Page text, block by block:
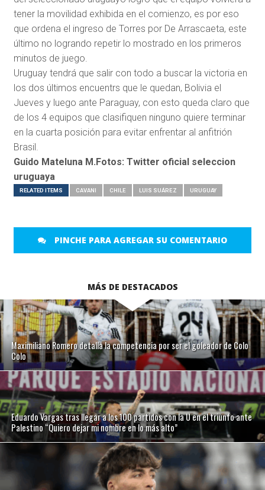
tener la movilidad exhibida en el comienzo, es por eso
que ordena el ingreso de Torres por De Arrascaeta, este
último no logrando repetir lo mostrado en los primeros
minutos de juego.
Uruguay tendrá que salir con todo a buscar la victoria en
los dos últimos encuentrs que le quedan, Bolivia el
Jueves y luego ante Paraguay, con esto queda claro que
de los 4 equipos que clasifiquen ninguno quiere terminar
en la cuarta posición para evitar enfrentar al anfitrión
Brasil.
Guido Mateluna M.Fotos: Twitter oficial seleccion
uruguaya
RELATED ITEMS CAVANI CHILE LUIS SUÁREZ URUGUAY
PINCHE PARA AGREGAR SU COMENTARIO
MÁS DE DESTACADOS
Maximiliano Romero detalla la competencia por ser el goleador de Colo
Colo
Eduardo Vargas tras llegar a los 100 partidos con la U en el triunfo ante
Palestino “Quiero dejar mi nombre en lo más alto”